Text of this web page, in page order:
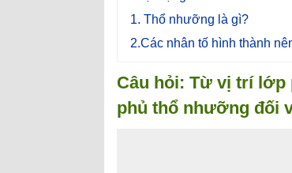
1. Thổ nhưỡng là gì?
2.Các nhân tố hình thành
Câu hỏi: Từ vị trí lớp
phủ thổ nhưỡng đối